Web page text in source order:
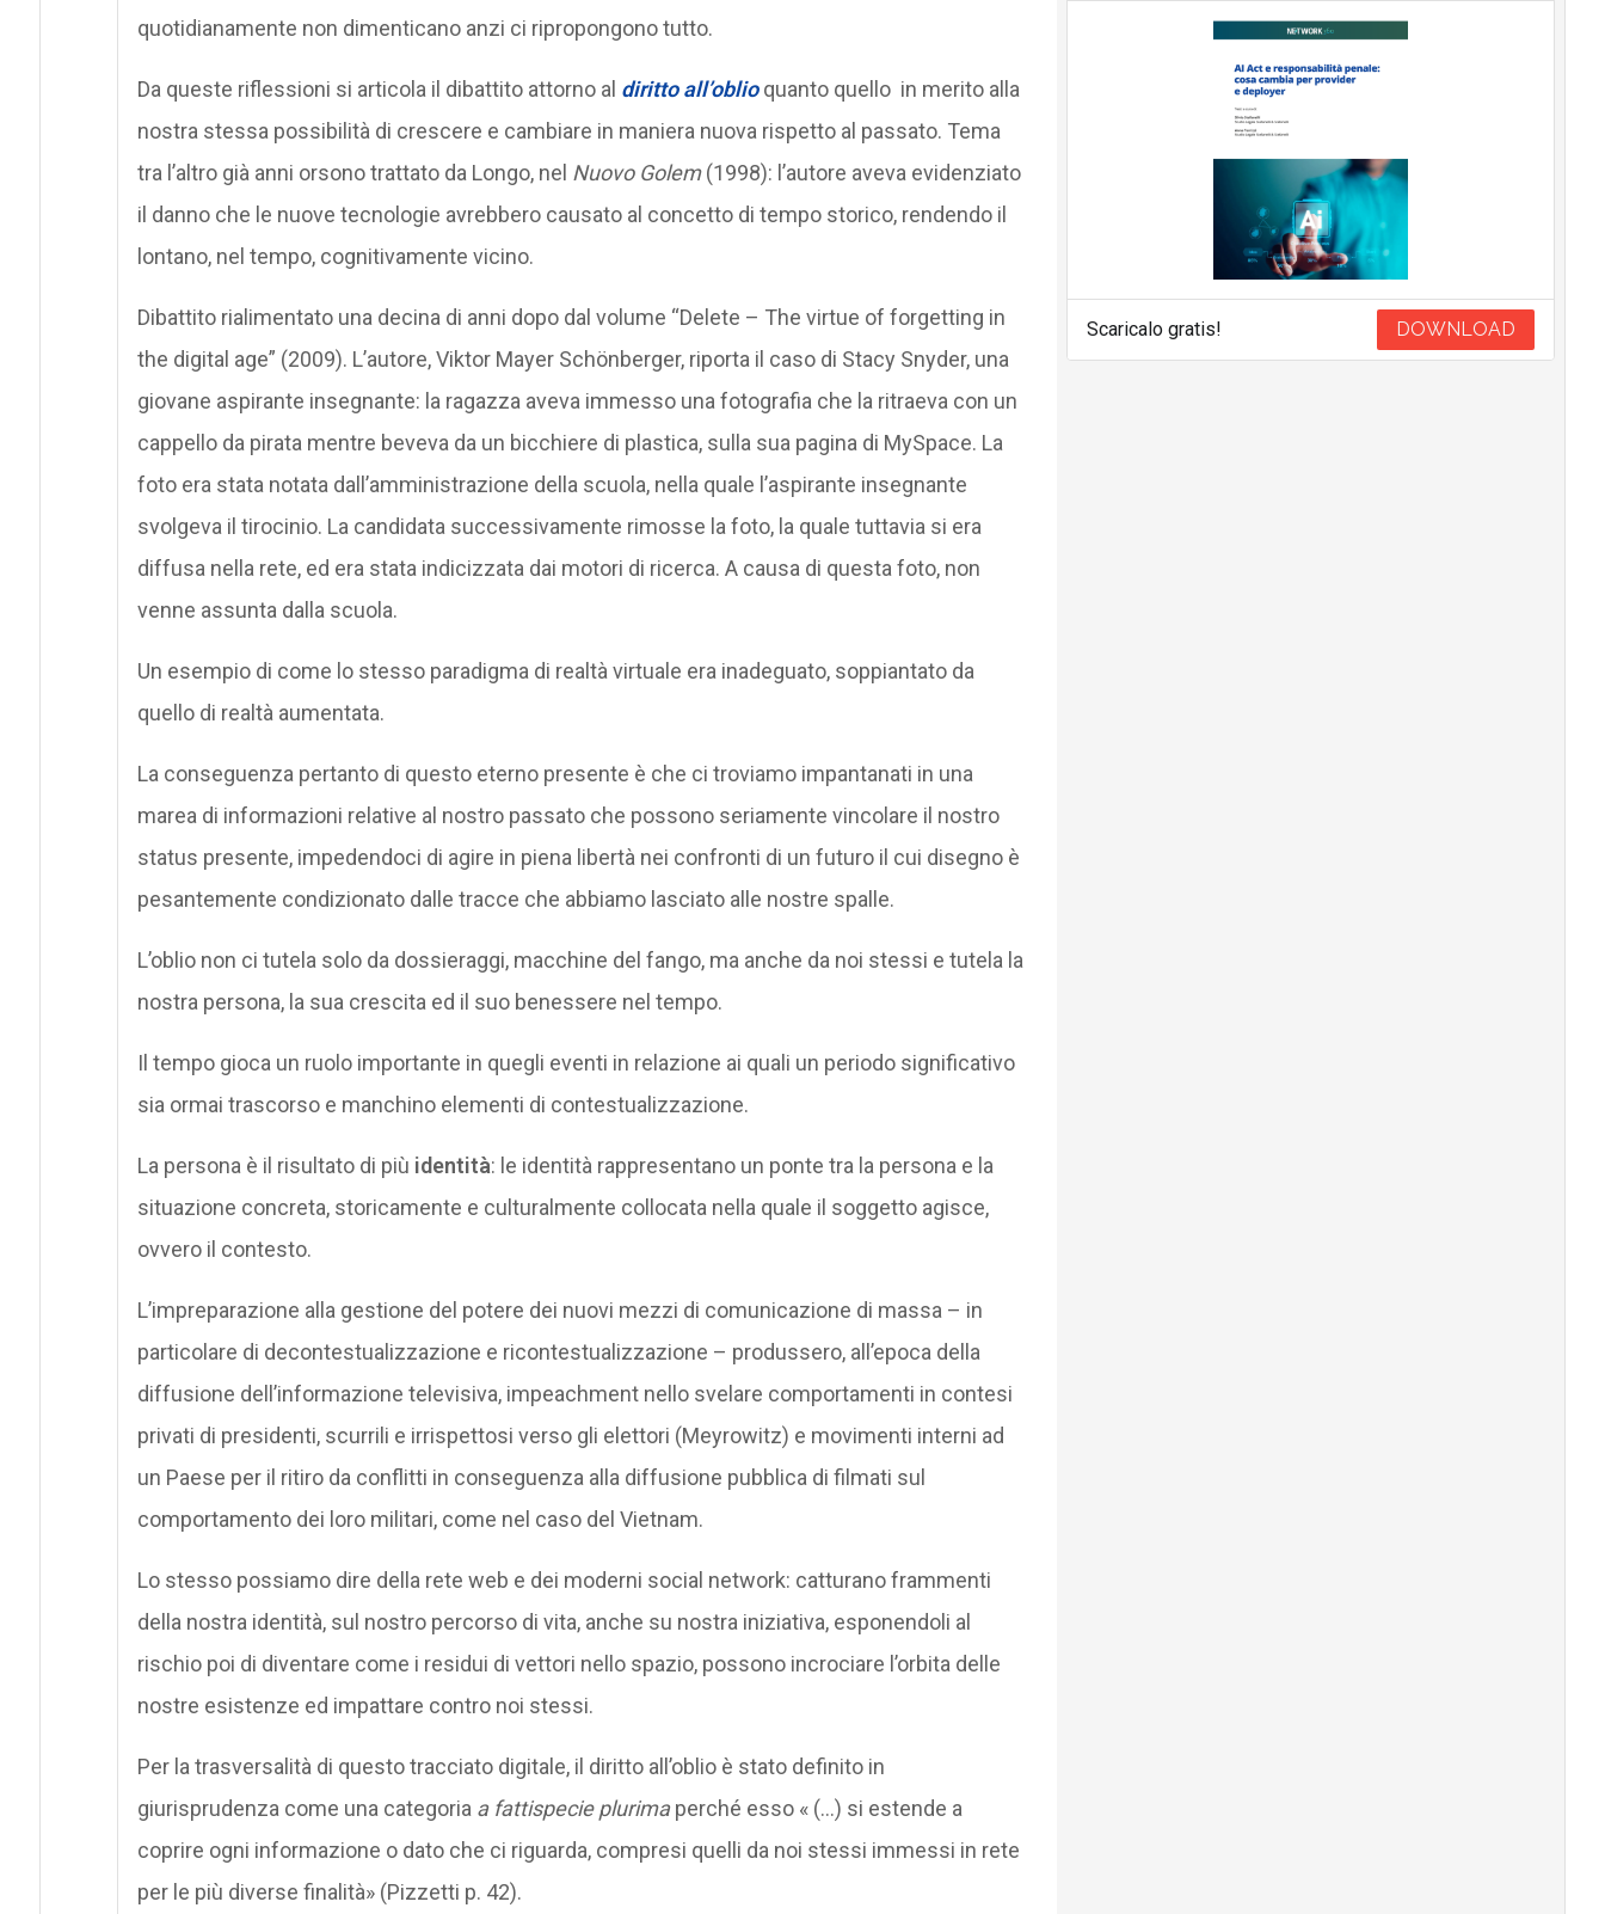
quotidianamente non dimenticano anzi ci ripropongono tutto.
Da queste riflessioni si articola il dibattito attorno al diritto all’oblioquanto quello in merito alla
nostra stessa possibilità di crescere e cambiare in maniera nuova rispetto al passato. Tema
tra l’altro già anni orsono trattato da Longo, nel Nuovo Golem(1998): l’autore aveva evidenziato
il danno che le nuove tecnologie avrebbero causato al concetto di tempo storico, rendendo il
lontano, nel tempo, cognitivamente vicino.
Dibattito rialimentato una decina di anni dopo dal volume “Delete – The virtue of forgetting in
the digital age” (2009). L’autore, Viktor Mayer Schönberger, riporta il caso di Stacy Snyder, una
giovane aspirante insegnante: la ragazza aveva immesso una fotografia che la ritraeva con un
cappello da pirata mentre beveva da un bicchiere di plastica, sulla sua pagina di MySpace. La
foto era stata notata dall’amministrazione della scuola, nella quale l’aspirante insegnante
svolgeva il tirocinio. La candidata successivamente rimosse la foto, la quale tuttavia si era
diffusa nella rete, ed era stata indicizzata dai motori di ricerca. A causa di questa foto, non
venne assunta dalla scuola.
Un esempio di come lo stesso paradigma di realtà virtuale era inadeguato, soppiantato da
quello di realtà aumentata.
La conseguenza pertanto di questo eterno presente è che ci troviamo impantanati in una
marea di informazioni relative al nostro passato che possono seriamente vincolare il nostro
status presente, impedendoci di agire in piena libertà nei confronti di un futuro il cui disegno è
pesantemente condizionato dalle tracce che abbiamo lasciato alle nostre spalle.
L’oblio non ci tutela solo da dossieraggi, macchine del fango, ma anche da noi stessi e tutela la
nostra persona, la sua crescita ed il suo benessere nel tempo.
Il tempo gioca un ruolo importante in quegli eventi in relazione ai quali un periodo significativo
sia ormai trascorso e manchino elementi di contestualizzazione.
La persona è il risultato di più identità: le identità rappresentano un ponte tra la persona e la
situazione concreta, storicamente e culturalmente collocata nella quale il soggetto agisce,
ovvero il contesto.
L’impreparazione alla gestione del potere dei nuovi mezzi di comunicazione di massa – in
particolare di decontestualizzazione e ricontestualizzazione – produssero, all’epoca della
diffusione dell’informazione televisiva, impeachment nello svelare comportamenti in contesi
privati di presidenti, scurrili e irrispettosi verso gli elettori (Meyrowitz) e movimenti interni ad
un Paese per il ritiro da conflitti in conseguenza alla diffusione pubblica di filmati sul
comportamento dei loro militari, come nel caso del Vietnam.
Lo stesso possiamo dire della rete web e dei moderni social network: catturano frammenti
della nostra identità, sul nostro percorso di vita, anche su nostra iniziativa, esponendoli al
rischio poi di diventare come i residui di vettori nello spazio, possono incrociare l’orbita delle
nostre esistenze ed impattare contro noi stessi.
Per la trasversalità di questo tracciato digitale, il diritto all’oblio è stato definito in
giurisprudenza come una categoria a fattispecie plurimaperché esso « (…) si estende a
coprire ogni informazione o dato che ci riguarda, compresi quelli da noi stessi immessi in rete
per le più diverse finalità» (Pizzetti p. 42).
Scaricalo gratis! DOWNLOAD